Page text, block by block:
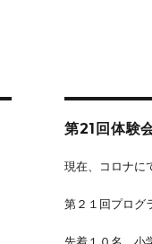
第21回体験
現在、コロナに
第２１回プログ